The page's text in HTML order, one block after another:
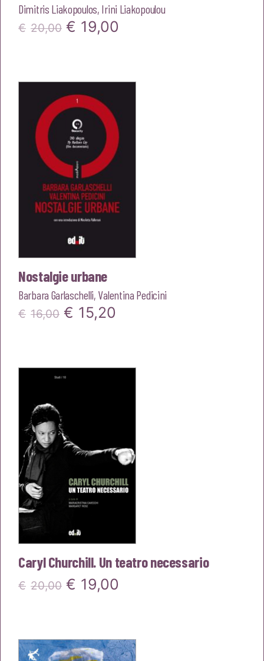
Dimitris Liakopoulos, Irini Liakopoulou
€ 20,00 Il
era:
€20,00.
€ 19,00
Nostalgie urbane
Barbara Garlaschelli, Valentina Pedicini
€ 16,00 Il
era:
€ 15,20
Caryl Churchill. Un teatro necessario
€ 20,00 Il
era:
€ 19,00
è: